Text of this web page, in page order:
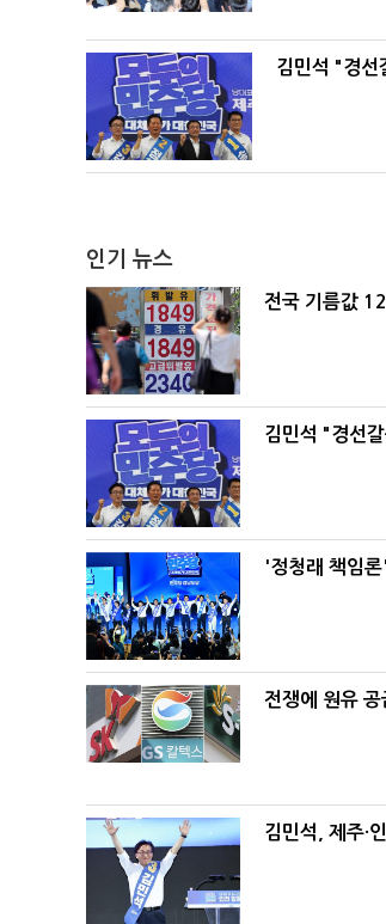
김민석 "경선
인기 뉴스
전국 기름값
김민석 "경선
'정청래 책임
전쟁에 원유
김민석, 제주·